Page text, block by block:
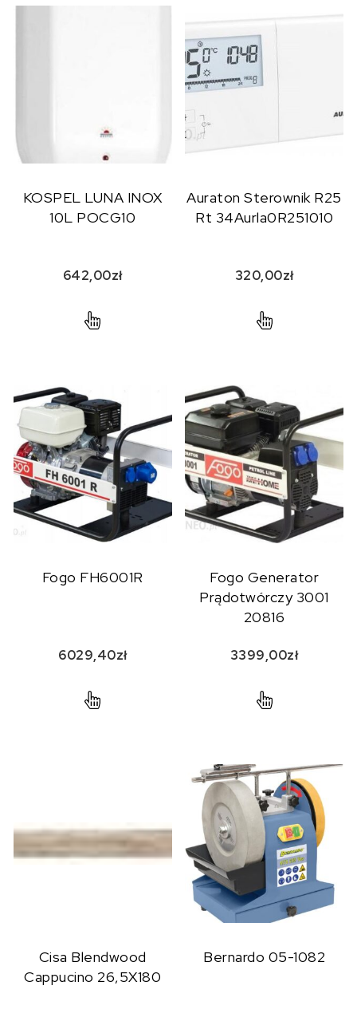
KOSPEL LUNA INOX
10L POCG10
642,00zł
Auraton Sterownik R25
Rt 34Aurla0R251010
320,00zł
Fogo FH6001R
6029,40zł
Fogo Generator
Prądotwórczy 3001
20816
3399,00zł
Cisa Blendwood
Cappucino 26,5X180
Bernardo 05-1082